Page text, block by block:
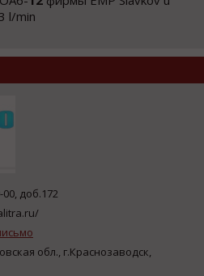
l/min
00, доб.172
обл., г.Краснозаводск,